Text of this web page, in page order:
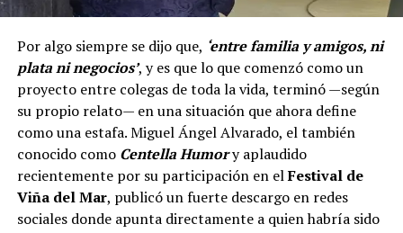
Por algo siempre se dijo que, ‘entre familia y amigos, ni
plata ni negocios’, y es que lo que comenzó como un
proyecto entre colegas de toda la vida, terminó —según
su propio relato— en una situación que ahora define
como una estafa. Miguel Ángel Alvarado, el también
conocido como Centella Humory aplaudido
recientemente por su participación en elFestival de
Viña del Mar, publicó un fuerte descargo en redes
sociales donde apunta directamente a quien habría sido